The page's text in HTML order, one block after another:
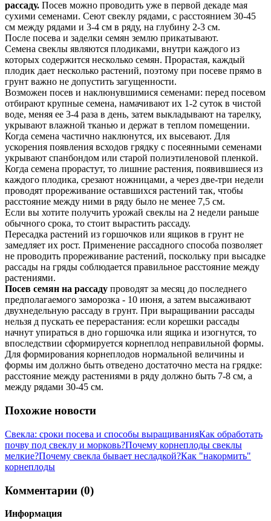
рассаду. Посев можно проводить уже в первой декаде мая
сухими семенами. Сеют свеклу рядами, с расстоянием 30-45
см между рядами и 3-4 см в ряду, на глубину 2-3 см.
После посева и заделки семян землю прикатывают.
Семена свеклы являются плодиками, внутри каждого из
которых содержится несколько семян. Прорастая, каждый
плодик дает несколько растений, поэтому при посеве прямо в
грунт важно не допустить загущенности.
Возможен посев и наклюнувшимися семенами: перед посевом
отбирают крупные семена, намачивают их 1-2 суток в чистой
воде, меняя ее 3-4 раза в день, затем выкладывают на тарелку,
укрывают влажной тканью и держат в теплом помещении.
Когда семена частично наклюнутся, их высевают. Для
ускорения появления всходов грядку с посеянными семенами
укрывают спанбондом или старой полиэтиленовой пленкой.
Когда семена прорастут, то лишние растения, появившиеся из
каждого плодика, срезают ножницами, а через две-три недели
проводят прореживание оставшихся растений так, чтобы
расстояние между ними в ряду было не менее 7,5 см.
Если вы хотите получить урожай свеклы на 2 недели раньше
обычного срока, то стоит вырастить рассаду.
Пересадка растений из горшочков или ящиков в грунт не
замедляет их рост. Применение рассадного способа позволяет
не проводить прореживание растений, поскольку при высадке
рассады на гряды соблюдается правильное расстояние между
растениями.
Посев семян на рассаду проводят за месяц до последнего
предполагаемого заморозка - 10 июня, а затем высаживают
двухнедельную рассаду в грунт. При выращивании рассады
нельзя д пускать ее перерастания: если корешки рассады
начнут упираться в дно горшочка или ящика и изогнутся, то
впоследствии сформируется корнеплод неправильной формы.
Для формирования корнеплодов нормальной величины и
формы им должно быть отведено достаточно места на грядке:
расстояние между растениями в ряду должно быть 7-8 см, а
между рядами 30-45 см.
Похожие новости
Свекла: сроки посева и способы выращиванияКак обработать
почву под свеклу и морковь?Почему корнеплоды свеклы
мелкие?Почему свекла бывает несладкой?Как "накормить"
корнеплоды
Комментарии (0)
Информация